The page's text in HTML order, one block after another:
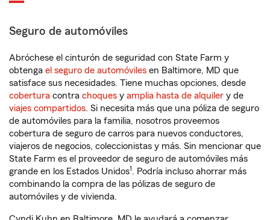
Seguro de automóviles
Abróchese el cinturón de seguridad con State Farm y
obtenga el seguro de automóviles en Baltimore, MD que
satisface sus necesidades. Tiene muchas opciones, desde
cobertura contra choques y amplia hasta de alquiler y de
viajes compartidos. Si necesita más que una póliza de seguro
de automóviles para la familia, nosotros proveemos
cobertura de seguro de carros para nuevos conductores,
viajeros de negocios, coleccionistas y más. Sin mencionar que
State Farm es el proveedor de seguro de automóviles más
grande en los Estados Unidos1 . Podría incluso ahorrar más
combinando la compra de las pólizas de seguro de
automóviles y de vivienda.